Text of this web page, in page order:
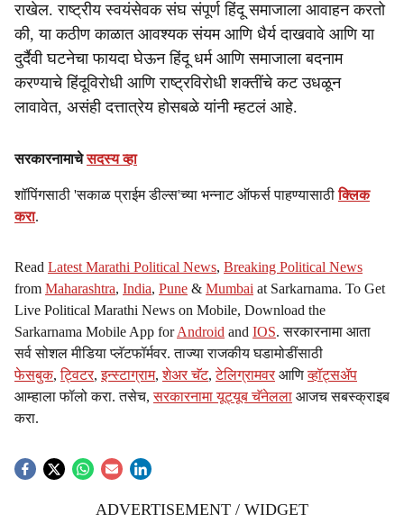
राखेल. राष्ट्रीय स्वयंसेवक संघ संपूर्ण हिंदू समाजाला आवाहन करतो
की, या कठीण काळात आवश्यक संयम आणि धैर्य दाखवावे आणि या
दुर्दैवी घटनेचा फायदा घेऊन हिंदू धर्म आणि समाजाला बदनाम
करण्याचे हिंदूविरोधी आणि राष्ट्रविरोधी शक्तींचे कट उधळून
लावावेत, असंही दत्तात्रेय होसबळे यांनी म्हटलं आहे.
सरकारनामाचेसदस्य व्हा
शॉपिंगसाठी 'सकाळ प्राईम डील्स'च्या भन्नाट ऑफर्स पाहण्यासाठीक्लिक
करा.
Read Latest Marathi Political News, Breaking Political News
from Maharashtra, India, Pune & Mumbai at Sarkarnama. To Get
Live Political Marathi News on Mobile, Download the
Sarkarnama Mobile App forAndroid and IOS. सरकारनामा आता
सर्व सोशल मीडिया प्लॅटफॉर्मवर. ताज्या राजकीय घडामोडींसाठी
फेसबुक,ट्विटर,इन्स्टाग्राम,शेअर चॅट,टेलिग्रामवर आणिव्हॉट्सॲप
आम्हाला फॉलो करा. तसेच,सरकारनामा यूट्यूब चॅनेलला आजच सबस्क्राइब
करा.
ADVERTISEMENT / WIDGET